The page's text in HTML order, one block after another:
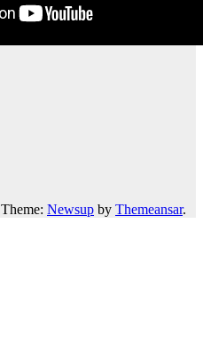
Theme: Newsup by Themeansar.